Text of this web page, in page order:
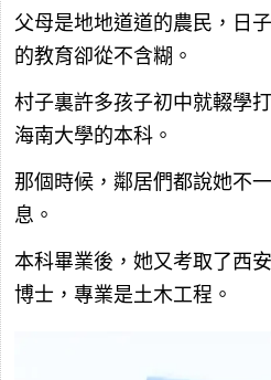
父母是地地道道的農民，日
的教育卻從不含糊。
村子裏許多孩子初中就輟學
海南大學的本科。
那個時候，鄰居們都說她不
息。
本科畢業後，她又考取了西
博士，專業是土木工程。